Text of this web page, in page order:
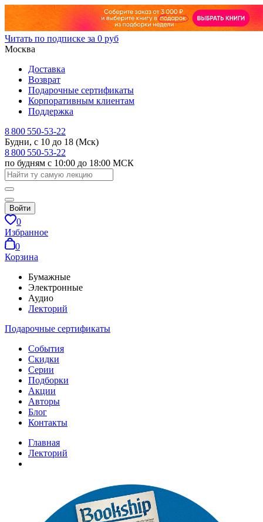
Читать по подписке за 0 руб
Москва
Доставка
Возврат
Подарочные сертификаты
Корпоративным клиентам
Поддержка
8 800 550-53-22
Будни, с 10 до 18 (Мск)
8 800 550-53-22
по будням с 10:00 до 18:00 МСК
Войти
0
Избранное
0
Корзина
Бумажные
Электронные
Аудио
Лекторий
Подарочные сертификаты
События
Скидки
Серии
Подборки
Акции
Авторы
Блог
Контакты
Главная
Лекторий